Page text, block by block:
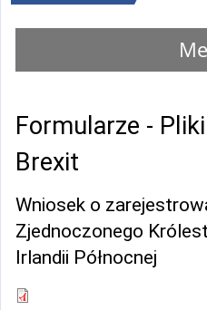
Formularze -
Brexit
Wniosek o
Zjednoczonego
Irlandii Północnej